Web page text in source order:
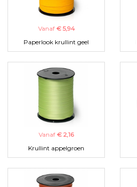
Vanaf € 5,94
Paperlook krullint geel
Vanaf € 2,16
Krullint appelgroen